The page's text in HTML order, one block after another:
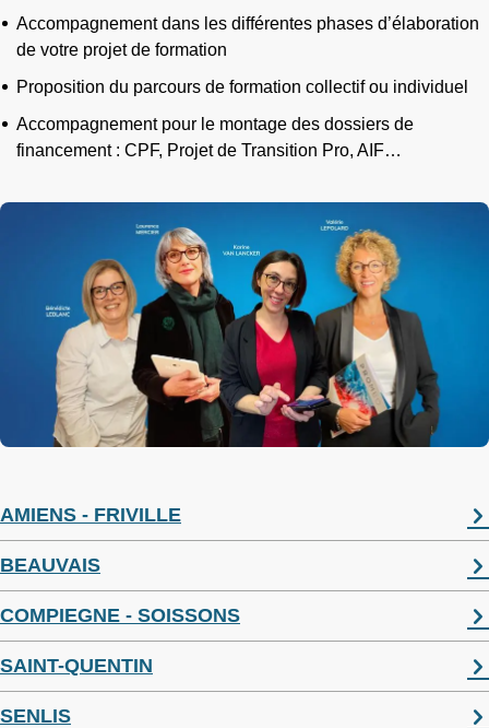
Accompagnement dans les différentes phases d’élaboration
de votre projet de formation
Proposition du parcours de formation collectif ou individuel
Accompagnement pour le montage des dossiers de
financement : CPF, Projet de Transition Pro, AIF…
AMIENS - FRIVILLE
BEAUVAIS
COMPIEGNE - SOISSONS
SAINT-QUENTIN
SENLIS